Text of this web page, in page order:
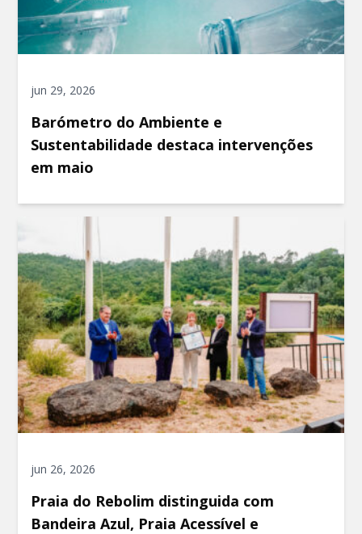
jun 29, 2026
Barómetro do Ambiente e
Sustentabilidade destaca intervenções
em maio
jun 26, 2026
Praia do Rebolim distinguida com
Bandeira Azul, Praia Acessível e